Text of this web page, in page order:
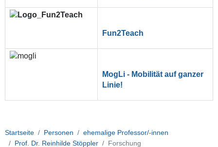
Fun2Teach
MogLi - Mobilität auf ganzer
Linie!
Startseite Personen
ehemalige Professor/-innen
Prof. Dr. Reinhilde Stöppler
Forschung